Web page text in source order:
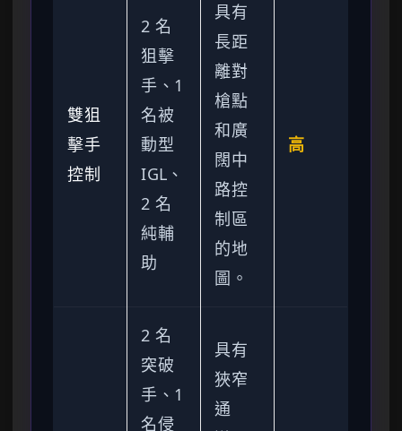
雙狙
擊手
控制
2 名
狙擊
手、1
名被
動型
IGL、
2 名
純輔
助
具有
長距
離對
槍點
和廣
闊中
路控
制區
的地
圖。
高
2 名
突破
手、1
名侵
具有
狹窄
通